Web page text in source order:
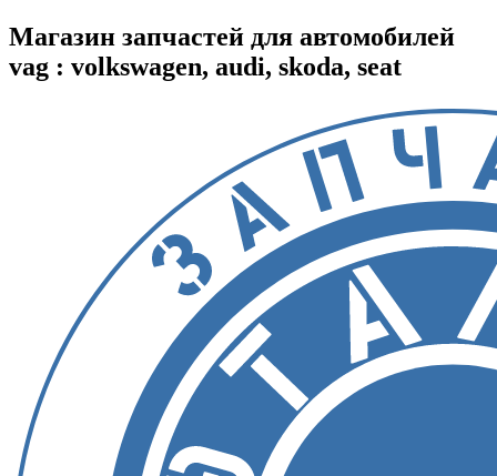
Магазин запчастей для автомобилей
vag : volkswagen, audi, skoda, seat